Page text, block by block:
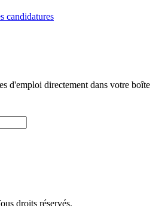
candidatures
d'emploi directement dans votre boîte
droits réservés.